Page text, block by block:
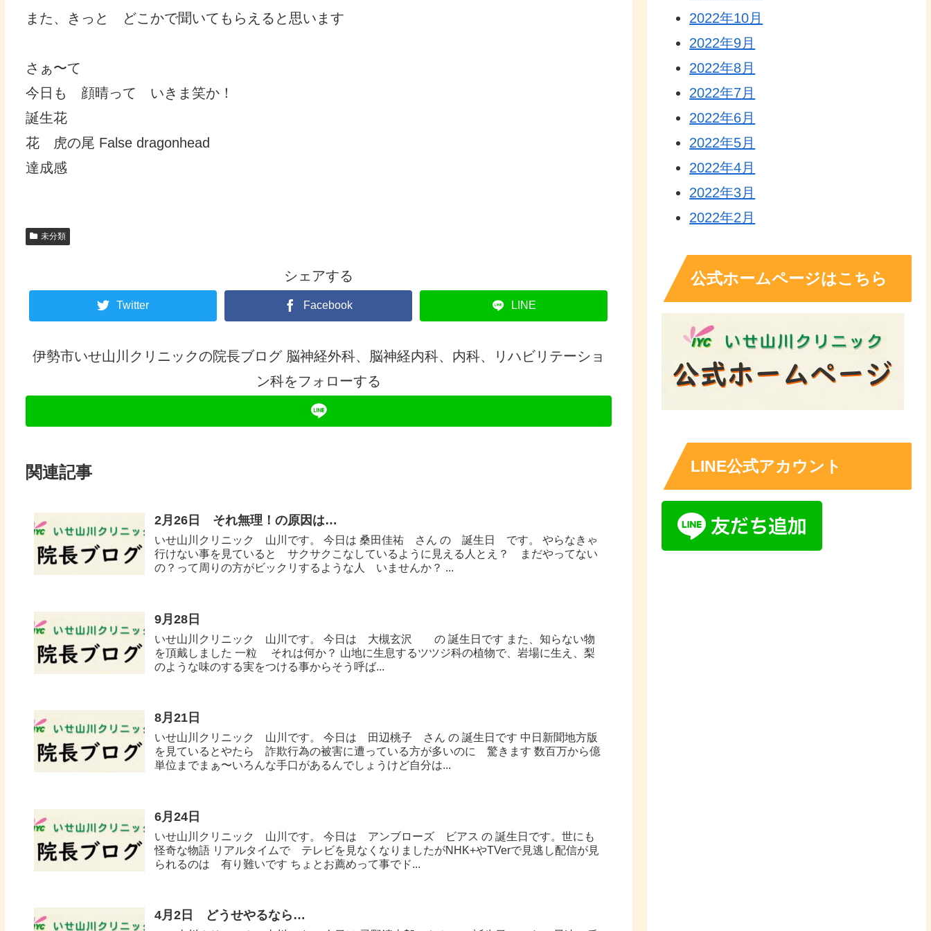
また、きっと どこかで聞いてもらえると思います
さぁ〜て
今日も 顔晴って いきま笑か！
誕生花
花 虎の尾 False dragonhead
達成感
未分類
シェアする
Twitter Facebook LINE
伊勢市いせ山川クリニックの院長ブログ 脳神経外科、脳神経内科、内科、リハビリテーショ
ン科をフォローする
関連記事
2月26日 それ無理！の原因は…
いせ山川クリニック 山川です。 今日は 桑田佳祐 さん の 誕生日 です。 やらなきゃ
行けない事を見ていると サクサクこなしているように見える人とえ？ まだやってない
の？って周りの方がビックリするような人 いませんか？ ...
9月28日
いせ山川クリニック 山川です。 今日は 大槻玄沢 の 誕生日です また、知らない物
を頂戴しました 一粒 それは何か？ 山地に生息するツツジ科の植物で、岩場に生え、梨
のような味のする実をつける事からそう呼ば...
8月21日
いせ山川クリニック 山川です。 今日は 田辺桃子 さん の 誕生日です 中日新聞地方版
を見ているとやたら 詐欺行為の被害に遭っている方が多いのに 驚きます 数百万から億
単位までまぁ〜いろんな手口があるんでしょうけど自分は...
6月24日
いせ山川クリニック 山川です。 今日は アンブローズ ビアス の 誕生日です。世にも
怪奇な物語 リアルタイムで テレビを見なくなりましたがNHK+やTVerで見逃し配信が見
られるのは 有り難いです ちょとお薦めって事でド...
4月2日 どうせやるなら…
2022年10月
2022年9月
2022年8月
2022年7月
2022年6月
2022年5月
2022年4月
2022年3月
2022年2月
公式ホームページはこちら
LINE公式アカウント